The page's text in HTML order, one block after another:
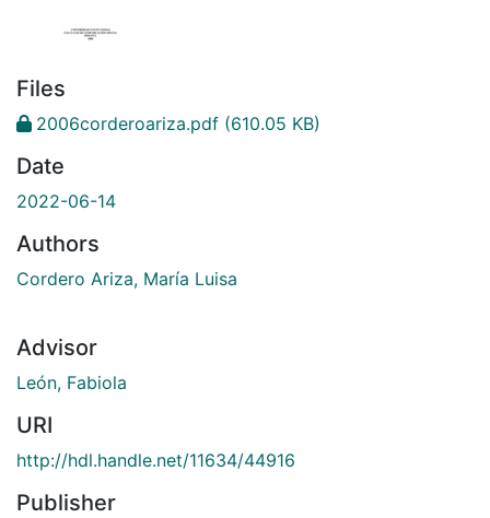
Files
2006corderoariza.pdf (610.05 KB)
Date
2022-06-14
Authors
Cordero Ariza, María Luisa
Advisor
León, Fabiola
URI
http://hdl.handle.net/11634/44916
Publisher